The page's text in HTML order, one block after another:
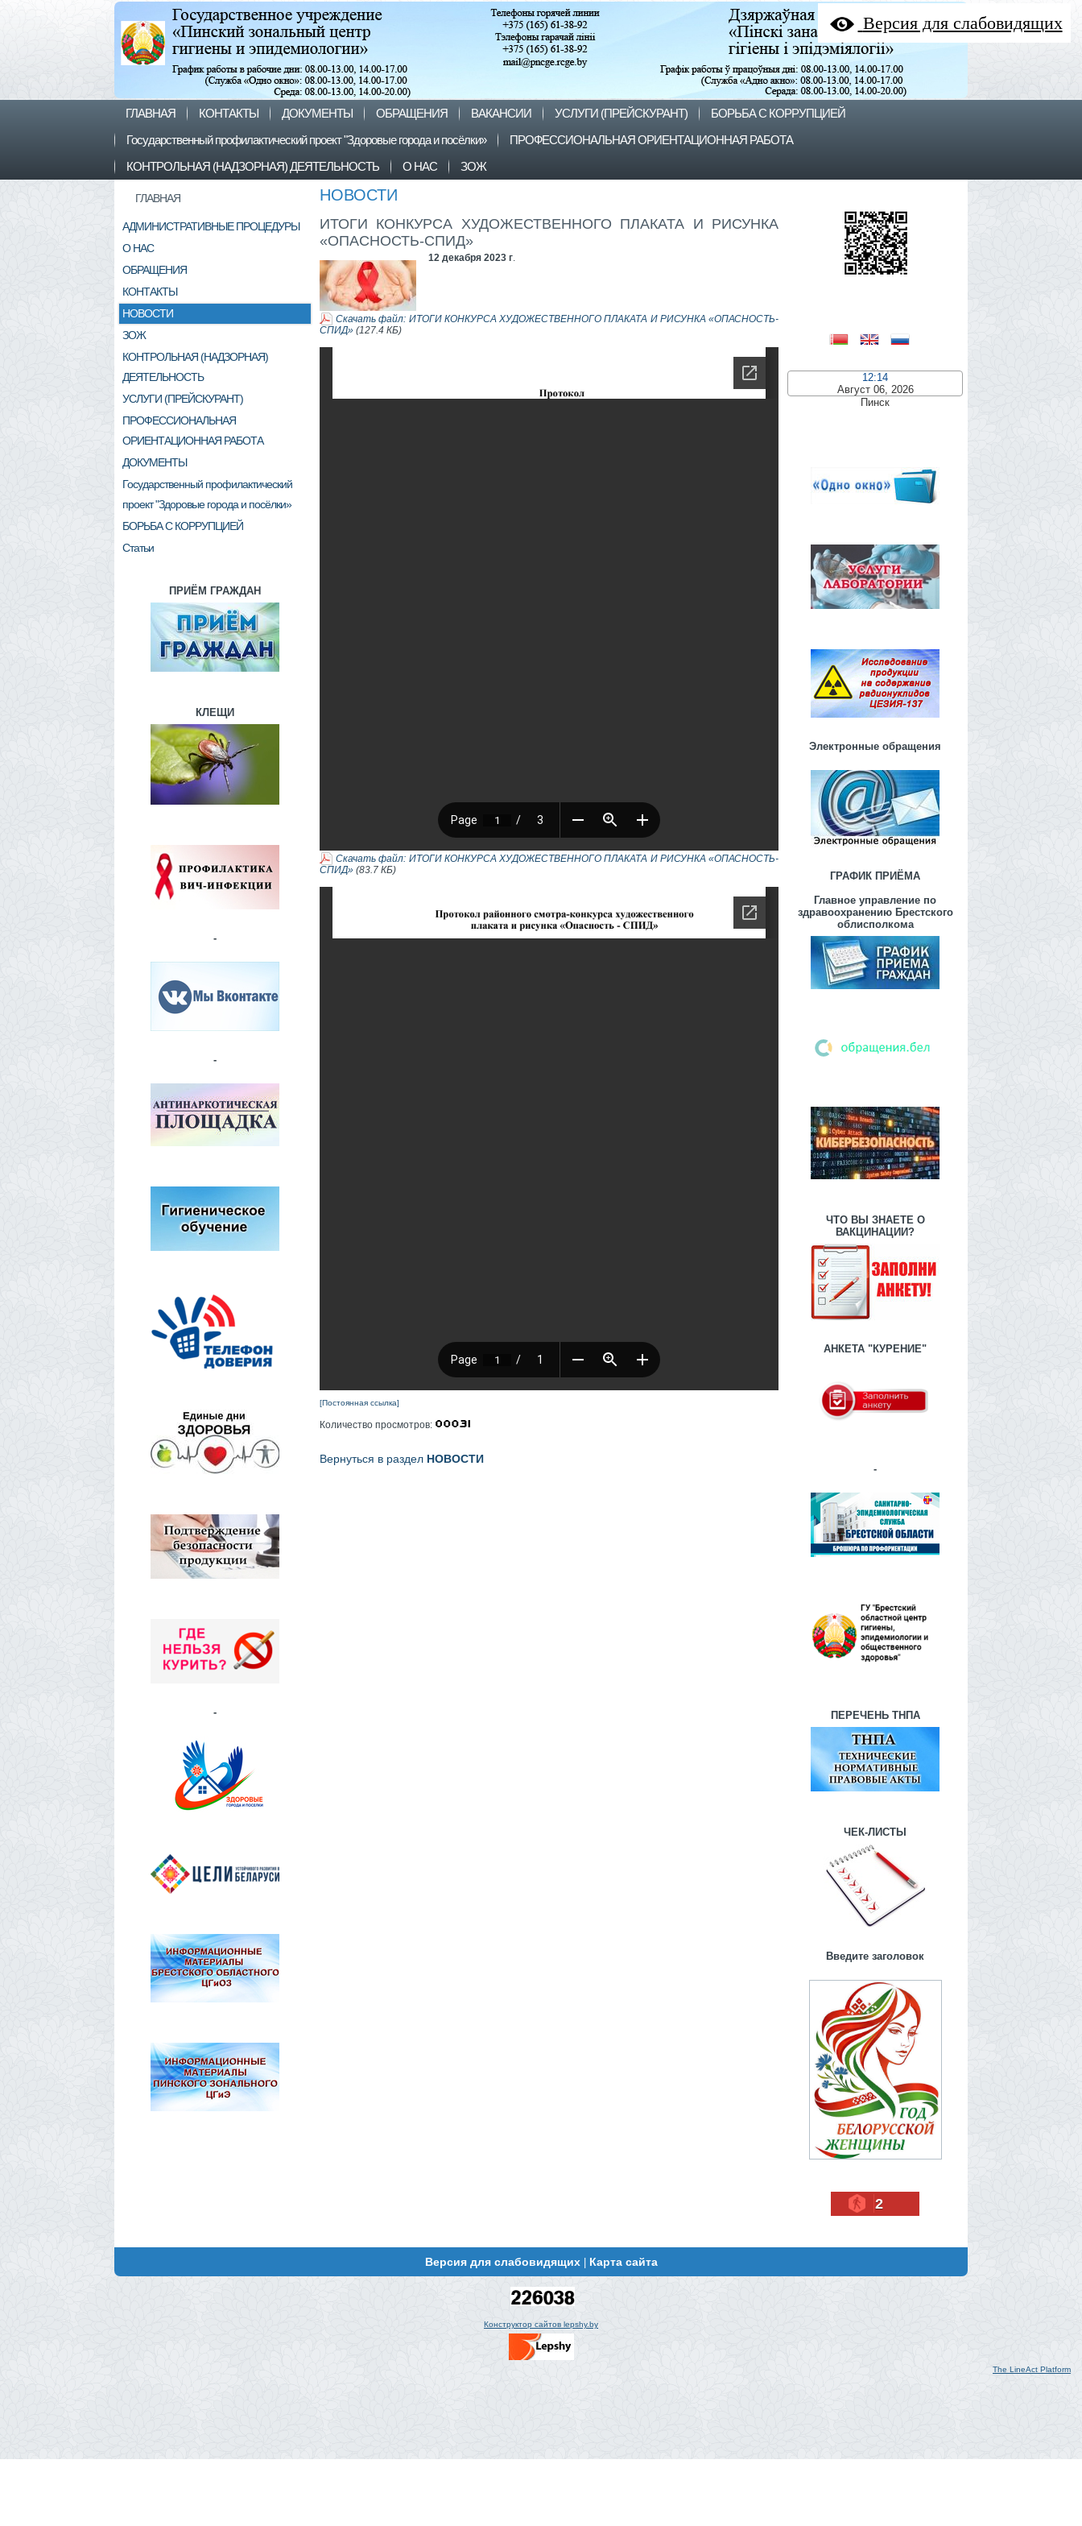
Версия для слабовидящих
ГЛАВНАЯ КОНТАКТЫ ДОКУМЕНТЫ ОБРАЩЕНИЯ ВАКАНСИИ УСЛУГИ (ПРЕЙСКУРАНТ)
БОРЬБА С КОРРУПЦИЕЙ
Государственный профилактический проект "Здоровые города и посёлки»
ПРОФЕССИОНАЛЬНАЯ ОРИЕНТАЦИОННАЯ РАБОТА
КОНТРОЛЬНАЯ (НАДЗОРНАЯ) ДЕЯТЕЛЬНОСТЬ
О НАС ЗОЖ
ГЛАВНАЯ
АДМИНИСТРАТИВНЫЕ ПРОЦЕДУРЫ
О НАС
ОБРАЩЕНИЯ
КОНТАКТЫ
НОВОСТИ
ЗОЖ
КОНТРОЛЬНАЯ (НАДЗОРНАЯ)
ДЕЯТЕЛЬНОСТЬ
УСЛУГИ (ПРЕЙСКУРАНТ)
ПРОФЕССИОНАЛЬНАЯ
ОРИЕНТАЦИОННАЯ РАБОТА
ДОКУМЕНТЫ
Государственный профилактический
проект "Здоровые города и посёлки»
БОРЬБА С КОРРУПЦИЕЙ
Статьи
ПРИЁМ ГРАЖДАН
КЛЕЩИ
-
-
-
НОВОСТИ
ИТОГИ КОНКУРСА ХУДОЖЕСТВЕННОГО ПЛАКАТА И РИСУНКА
«ОПАСНОСТЬ-СПИД»
12 декабря 2023 г.
Скачать файл: ИТОГИ КОНКУРСА ХУДОЖЕСТВЕННОГО ПЛАКАТА И РИСУНКА «ОПАСНОСТЬ-
СПИД» (127.4 КБ)
Скачать файл: ИТОГИ КОНКУРСА ХУДОЖЕСТВЕННОГО ПЛАКАТА И РИСУНКА «ОПАСНОСТЬ-
СПИД» (83.7 КБ)
[Постоянная ссылка]
Количество просмотров:
Вернуться в раздел НОВОСТИ
12:14
Август 06, 2026
Пинск
Электронные обращения
ГРАФИК ПРИЁМА
Главное управление по
здравоохранению Брестского
облисполкома
ЧТО ВЫ ЗНАЕТЕ О
ВАКЦИНАЦИИ?
АНКЕТА "КУРЕНИЕ"
-
ПЕРЕЧЕНЬ ТНПА
ЧЕК-ЛИСТЫ
Введите заголовок
2
Версия для слабовидящих Карта сайта
Конструктор сайтов lepshy.by
The LineAct Platform